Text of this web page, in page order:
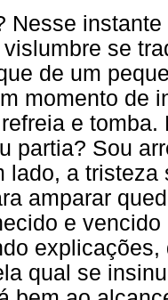
Nesse
vislumbre se
de um
momento de
e
partia? Sou
lado, a
amparar
e
qual se